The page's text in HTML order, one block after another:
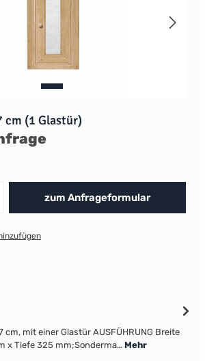
cm (1 Glastür)
Produkt Anzahl: Gib den
zum Anfrageformular
cm, mit einer Glastür AUSFÜHRUNG Breite
x Tiefe 325 mm;Sonderma… Mehr